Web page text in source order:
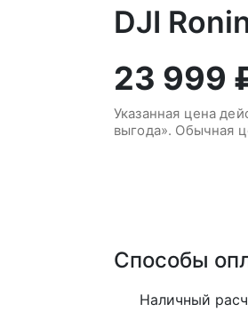
DJI
23 999
Указанная цена
выгода». Обычная
Способы
Наличный